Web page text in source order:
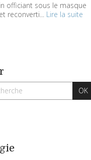
officiant sous le masque
reconverti... Lire la suite